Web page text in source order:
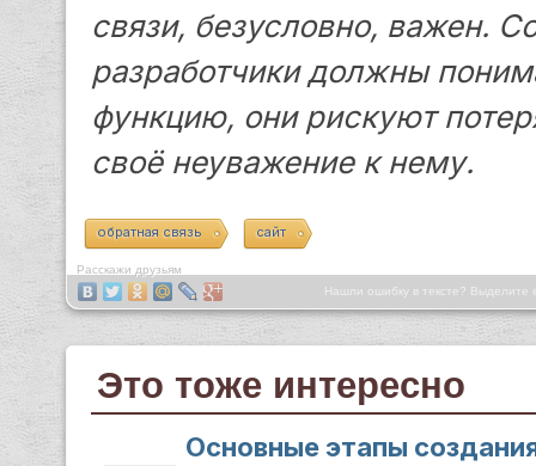
связи, безусловно, важен.
разработчики должны
функцию, они рискуют
своё неуважение к нему.
обратная связь сайт
Расскажи друзьям
Нашли ошибку в тексте?
Это тоже интересно
Основные этапы